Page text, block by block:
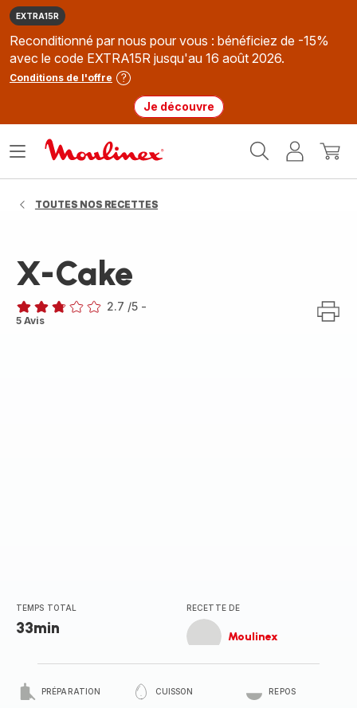
EXTRA15R
Reconditionné par nous pour vous : bénéficiez de -15%
avec le code EXTRA15R jusqu'au 16 août 2026.
Conditions de l'offre
Je découvre
MonMon
Ouvrir
TOUTES NOS RECETTES
X-Cake
ratings.2.7
2.7 /5 -
5 Avis
TEMPS TOTAL
33min
RECETTE DE
Moulinex
PRÉPARATION CUISSON REPOS